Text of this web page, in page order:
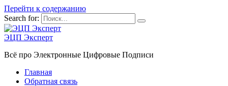
Перейти к содержанию
Search for:
ЭЦП Эксперт
Всё про Электронные Цифровые Подписи
Главная
Обратная связь